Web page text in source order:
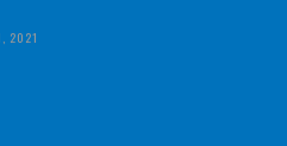
2021